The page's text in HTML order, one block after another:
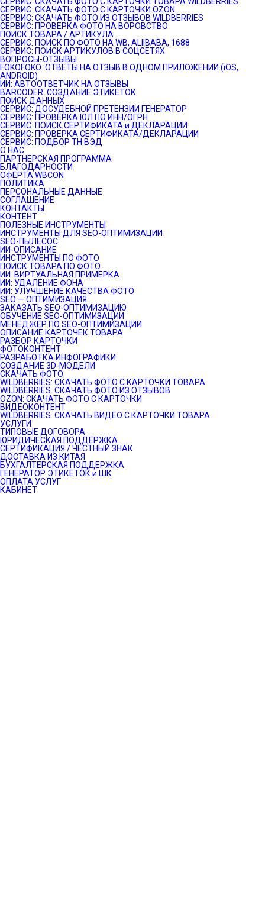
СЕРВИС: СКАЧАТЬ ФОТО С КАРТОЧКИ OZON
СЕРВИС: СКАЧАТЬ ФОТО ИЗ ОТЗЫВОВ WILDBERRIES
СЕРВИС: ПРОВЕРКА ФОТО НА ВОРОВСТВО
ПОИСК ТОВАРА / АРТИКУЛА
СЕРВИС: ПОИСК ПО ФОТО НА WB, ALIIBABA, 1688
СЕРВИС: ПОИСК АРТИКУЛОВ В СОЦСЕТЯХ
ВОПРОСЫ-ОТЗЫВЫ
FOKOFOKO: ОТВЕТЫ НА ОТЗЫВ В ОДНОМ ПРИЛОЖЕНИИ (iOS,
ANDROID)
ИИ: АВТООТВЕТЧИК НА ОТЗЫВЫ
BARCODER: СОЗДАНИЕ ЭТИКЕТОК
ПОИСК ДАННЫХ
СЕРВИС: ДОСУДЕБНОЙ ПРЕТЕНЗИИ ГЕНЕРАТОР
СЕРВИС: ПРОВЕРКА ЮЛ ПО ИНН/ОГРН
СЕРВИС: ПОИСК СЕРТИФИКАТА и ДЕКЛАРАЦИИ
СЕРВИС: ПРОВЕРКА СЕРТИФИКАТА/ДЕКЛАРАЦИИ
СЕРВИС: ПОДБОР ТН ВЭД
О НАС
ПАРТНЕРСКАЯ ПРОГРАММА
БЛАГОДАРНОСТИ
ОФЕРТА WBCON
ПОЛИТИКА
ПЕРСОНАЛЬНЫЕ ДАННЫЕ
СОГЛАШЕНИЕ
КОНТАКТЫ
КОНТЕНТ
ПОЛЕЗНЫЕ ИНСТРУМЕНТЫ
ИНСТРУМЕНТЫ ДЛЯ SEO-ОПТИМИЗАЦИИ
SEO-ПЫЛЕСОС
ИИ-ОПИСАНИЕ
ИНСТРУМЕНТЫ ПО ФОТО
ПОИСК ТОВАРА ПО ФОТО
ИИ: ВИРТУАЛЬНАЯ ПРИМЕРКА
ИИ: УДАЛЕНИЕ ФОНА
ИИ: УЛУЧШЕНИЕ КАЧЕСТВА ФОТО
SEO — ОПТИМИЗАЦИЯ
ЗАКАЗАТЬ SEO-ОПТИМИЗАЦИЮ
ОБУЧЕНИЕ SEO-ОПТИМИЗАЦИИ
МЕНЕДЖЕР ПО SEO-ОПТИМИЗАЦИИ
ОПИСАНИЕ КАРТОЧЕК ТОВАРА
РАЗБОР КАРТОЧКИ
ФОТОКОНТЕНТ
РАЗРАБОТКА ИНФОГРАФИКИ
СОЗДАНИЕ 3D-МОДЕЛИ
СКАЧАТЬ ФОТО
WILDBERRIES: СКАЧАТЬ ФОТО С КАРТОЧКИ ТОВАРА
WILDBERRIES: СКАЧАТЬ ФОТО ИЗ ОТЗЫВОВ
OZON: СКАЧАТЬ ФОТО С КАРТОЧКИ
ВИДЕОКОНТЕНТ
WILDBERRIES: СКАЧАТЬ ВИДЕО С КАРТОЧКИ ТОВАРА
УСЛУГИ
ТИПОВЫЕ ДОГОВОРА
ЮРИДИЧЕСКАЯ ПОДДЕРЖКА
СЕРТИФИКАЦИЯ / ЧЕСТНЫЙ ЗНАК
ДОСТАВКА ИЗ КИТАЯ
БУХГАЛТЕРСКАЯ ПОДДЕРЖКА
ГЕНЕРАТОР ЭТИКЕТОК и ШК
ОПЛАТА УСЛУГ
КАБИНЕТ